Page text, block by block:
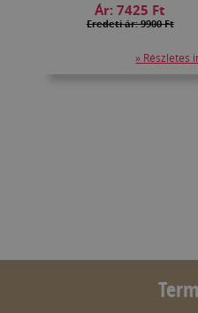
Ár:7425 Ft
Eredeti ár: 9900 Ft
» Részletes